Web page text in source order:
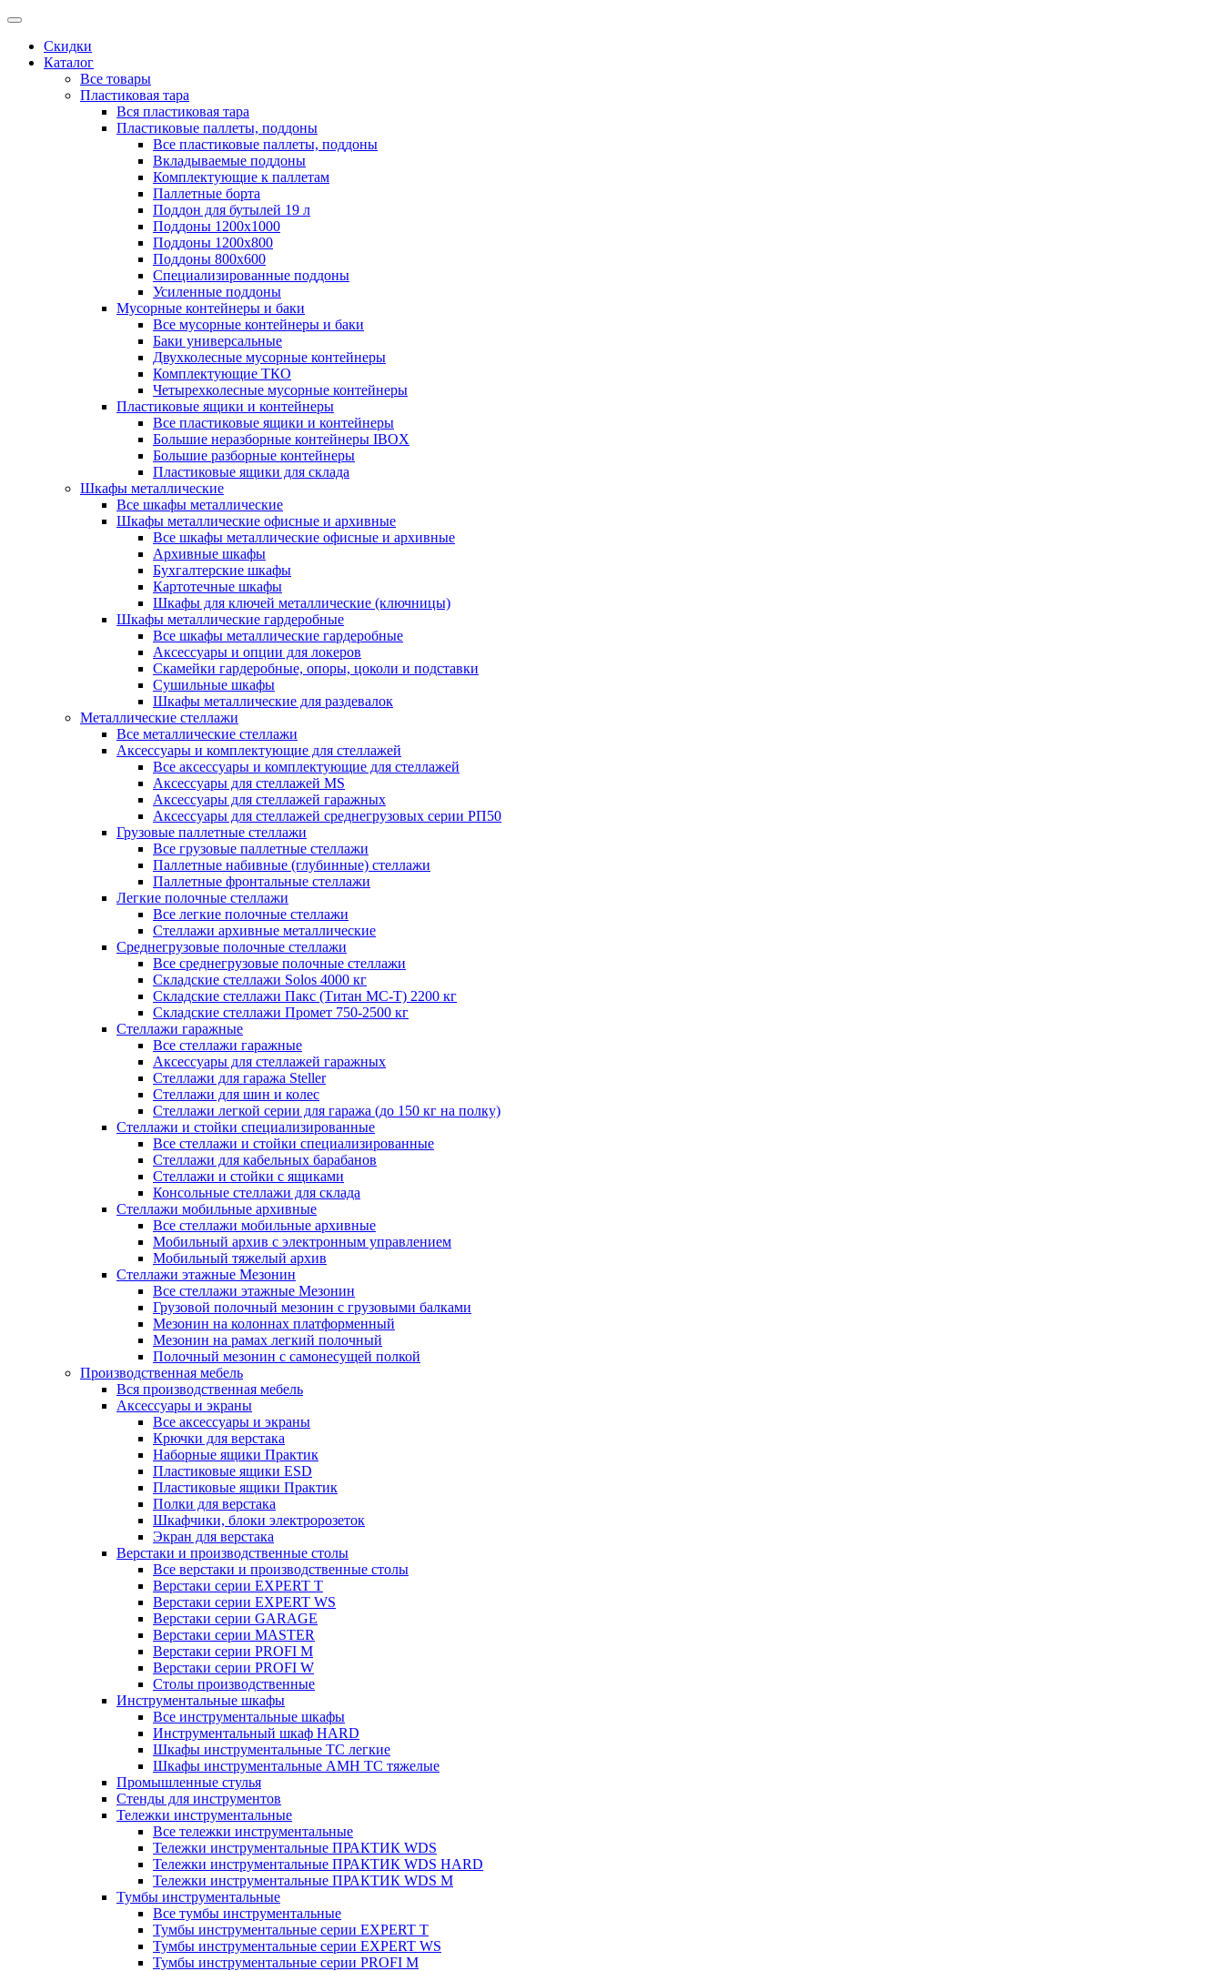
Скидки
Каталог
Все товары
Пластиковая тара
Вся пластиковая тара
Пластиковые паллеты, поддоны
Все пластиковые паллеты, поддоны
Вкладываемые поддоны
Комплектующие к паллетам
Паллетные борта
Поддон для бутылей 19 л
Поддоны 1200х1000
Поддоны 1200х800
Поддоны 800х600
Специализированные поддоны
Усиленные поддоны
Мусорные контейнеры и баки
Все мусорные контейнеры и баки
Баки универсальные
Двухколесные мусорные контейнеры
Комплектующие ТКО
Четырехколесные мусорные контейнеры
Пластиковые ящики и контейнеры
Все пластиковые ящики и контейнеры
Большие неразборные контейнеры IBOX
Большие разборные контейнеры
Пластиковые ящики для склада
Шкафы металлические
Все шкафы металлические
Шкафы металлические офисные и архивные
Все шкафы металлические офисные и архивные
Архивные шкафы
Бухгалтерские шкафы
Картотечные шкафы
Шкафы для ключей металлические (ключницы)
Шкафы металлические гардеробные
Все шкафы металлические гардеробные
Аксессуары и опции для локеров
Скамейки гардеробные, опоры, цоколи и подставки
Сушильные шкафы
Шкафы металлические для раздевалок
Металлические стеллажи
Все металлические стеллажи
Аксессуары и комплектующие для стеллажей
Все аксессуары и комплектующие для стеллажей
Аксессуары для стеллажей MS
Аксессуары для стеллажей гаражных
Аксессуары для стеллажей среднегрузовых серии РП50
Грузовые паллетные стеллажи
Все грузовые паллетные стеллажи
Паллетные набивные (глубинные) стеллажи
Паллетные фронтальные стеллажи
Легкие полочные стеллажи
Все легкие полочные стеллажи
Стеллажи архивные металлические
Среднегрузовые полочные стеллажи
Все среднегрузовые полочные стеллажи
Складские стеллажи Solos 4000 кг
Складские стеллажи Пакс (Титан МС-Т) 2200 кг
Складские стеллажи Промет 750-2500 кг
Стеллажи гаражные
Все стеллажи гаражные
Аксессуары для стеллажей гаражных
Стеллажи для гаража Steller
Стеллажи для шин и колес
Стеллажи легкой серии для гаража (до 150 кг на полку)
Стеллажи и стойки специализированные
Все стеллажи и стойки специализированные
Стеллажи для кабельных барабанов
Стеллажи и стойки с ящиками
Консольные стеллажи для склада
Стеллажи мобильные архивные
Все стеллажи мобильные архивные
Мобильный архив с электронным управлением
Мобильный тяжелый архив
Стеллажи этажные Мезонин
Все стеллажи этажные Мезонин
Грузовой полочный мезонин с грузовыми балками
Мезонин на колоннах платформенный
Мезонин на рамах легкий полочный
Полочный мезонин с самонесущей полкой
Производственная мебель
Вся производственная мебель
Аксессуары и экраны
Все аксессуары и экраны
Крючки для верстака
Наборные ящики Практик
Пластиковые ящики ESD
Пластиковые ящики Практик
Полки для верстака
Шкафчики, блоки электророзеток
Экран для верстака
Верстаки и производственные столы
Все верстаки и производственные столы
Верстаки серии EXPERT T
Верстаки серии EXPERT WS
Верстаки серии GARAGE
Верстаки серии MASTER
Верстаки серии PROFI M
Верстаки серии PROFI W
Столы производственные
Инструментальные шкафы
Все инструментальные шкафы
Инструментальный шкаф HARD
Шкафы инструментальные ТС легкие
Шкафы инструментальные AMH TC тяжелые
Промышленные стулья
Стенды для инструментов
Тележки инструментальные
Все тележки инструментальные
Тележки инструментальные ПРАКТИК WDS
Тележки инструментальные ПРАКТИК WDS HARD
Тележки инструментальные ПРАКТИК WDS M
Тумбы инструментальные
Все тумбы инструментальные
Тумбы инструментальные серии EXPERT T
Тумбы инструментальные серии EXPERT WS
Тумбы инструментальные серии PROFI M